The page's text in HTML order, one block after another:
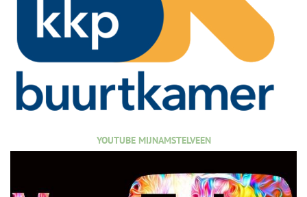
YOUTUBE MIJNAMSTELVEEN